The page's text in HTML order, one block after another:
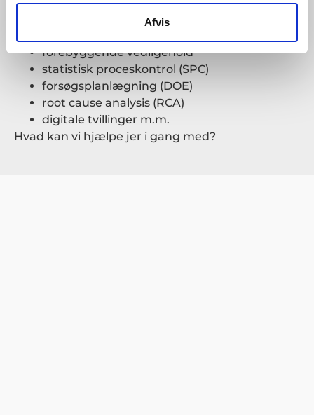
Afvis
datadrevet beslutningsstøtte
forebyggende vedligehold
statistisk proceskontrol (SPC)
forsøgsplanlægning (DOE)
root cause analysis (RCA)
digitale tvillinger m.m.
Hvad kan vi hjælpe jer i gang med?